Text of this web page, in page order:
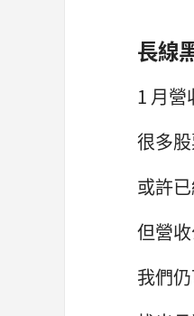
長線
1 月營
很多
或許
但營
我們